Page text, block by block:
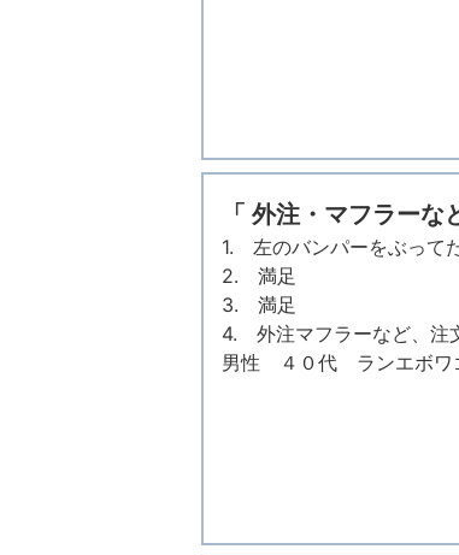
「 外注・マフラー
1. 左のバンパーをぶって
2. 満足
3. 満足
4. 外注マフラーなど、注
男性 ４０代 ランエボワ